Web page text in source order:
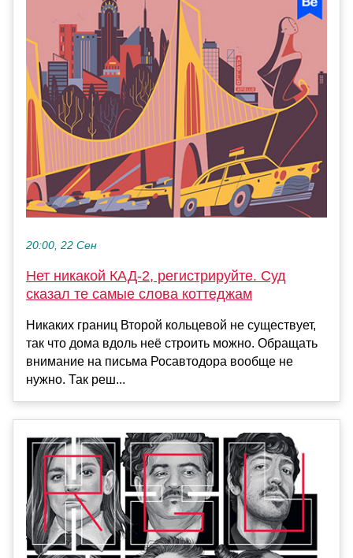
20:00, 22 Сен
Нет никакой КАД-2, регистрируйте. Суд
сказал те самые слова коттеджам
Никаких границ Второй кольцевой не существует,
так что дома вдоль неё строить можно. Обращать
внимание на письма Росавтодора вообще не
нужно. Так реш...